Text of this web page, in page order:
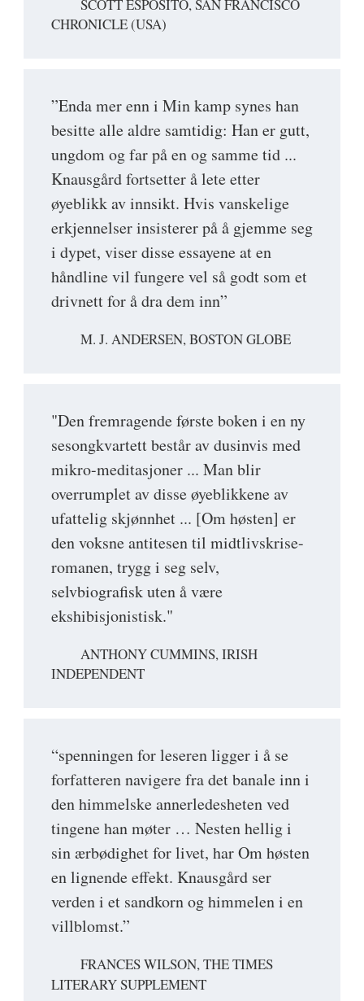
SCOTT ESPOSITO, SAN FRANCISCO
CHRONICLE (USA)
”Enda mer enn i Min kamp synes han
besitte alle aldre samtidig: Han er gutt,
ungdom og far på en og samme tid ...
Knausgård fortsetter å lete etter
øyeblikk av innsikt. Hvis vanskelige
erkjennelser insisterer på å gjemme seg
i dypet, viser disse essayene at en
håndline vil fungere vel så godt som et
drivnett for å dra dem inn”
M. J. ANDERSEN, BOSTON GLOBE
"Den fremragende første boken i en ny
sesongkvartett består av dusinvis med
mikro-meditasjoner ... Man blir
overrumplet av disse øyeblikkene av
ufattelig skjønnhet ... [Om høsten] er
den voksne antitesen til midtlivskrise-
romanen, trygg i seg selv,
selvbiografisk uten å være
ekshibisjonistisk."
ANTHONY CUMMINS, IRISH
INDEPENDENT
“spenningen for leseren ligger i å se
forfatteren navigere fra det banale inn i
den himmelske annerledesheten ved
tingene han møter … Nesten hellig i
sin ærbødighet for livet, har Om høsten
en lignende effekt. Knausgård ser
verden i et sandkorn og himmelen i en
villblomst.”
FRANCES WILSON, THE TIMES
LITERARY SUPPLEMENT